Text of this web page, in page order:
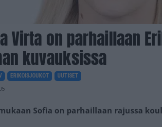
Virta on parhaillaan
kuvauksissa
ERIKOISJOUKOT UUTISET
Sofia on parhaillaan rajussa